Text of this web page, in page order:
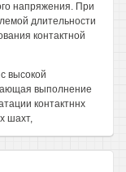
напряжения. При
длительности
контактной
высокой
выполнение
контактннх
шахт,